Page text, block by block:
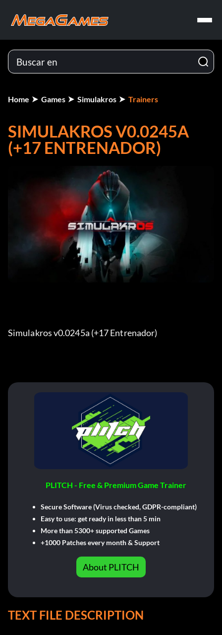
Home Games Simulakros Trainers
SIMULAKROS V0.0245A
(+17 ENTRENADOR)
Simulakros v0.0245a (+17 Entrenador)
PLITCH - Free & Premium Game Trainer
Secure Software (Virus checked, GDPR-compliant)
Easy to use: get ready in less than 5 min
More than 5300+ supported Games
+1000 Patches every month & Support
About PLITCH
TEXT FILE DESCRIPTION